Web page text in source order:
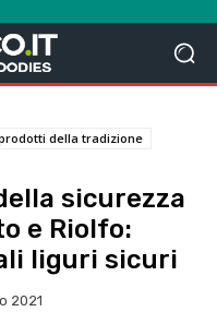
della tradizione
sicurezza
e Riolfo:
liguri sicuri
2021